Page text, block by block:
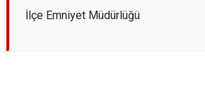
İlçe Emniyet Müdürlüğü